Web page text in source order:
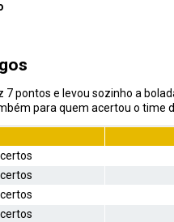
pontos e levou sozinho a
para quem acertou o time